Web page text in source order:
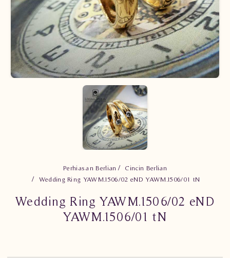
Perhiasan Berlian
Cincin Berlian
Wedding Ring YAWM.1506/02 eND YAWM.1506/01 tN
Wedding Ring YAWM.1506/02 eND
YAWM.1506/01 tN